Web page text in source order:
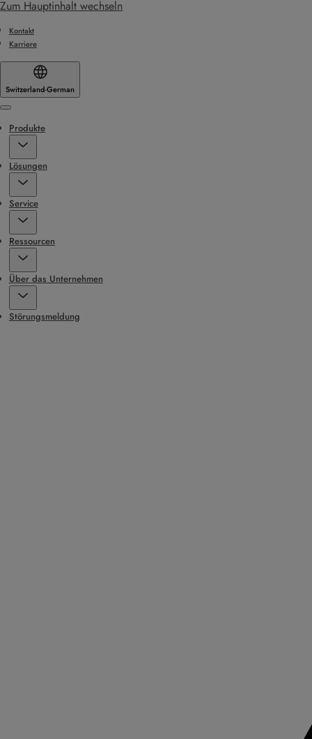
Zum Hauptinhalt wechseln
Kontakt
Karriere
Switzerland·German
Menu
Produkte
Lösungen
Service
Ressourcen
Über das Unternehmen
Störungsmeldung